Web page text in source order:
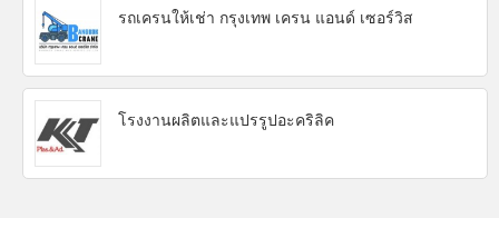
รถเครนให้เช่า กรุงเทพ เครน แอนด์ เซอร์วิส
โรงงานผลิตและแปรรูปอะคริลิค